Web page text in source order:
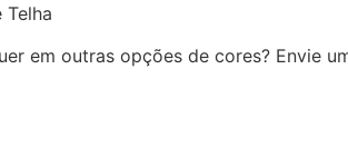
em outras opções de cores? Envie